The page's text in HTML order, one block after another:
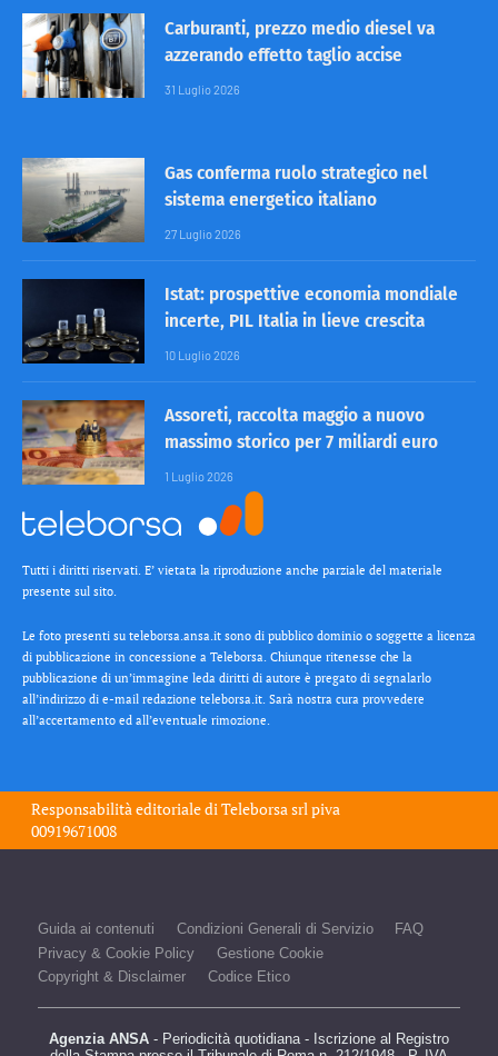
Carburanti, prezzo medio diesel va
azzerando effetto taglio accise
31 Luglio 2026
Gas conferma ruolo strategico nel
sistema energetico italiano
27 Luglio 2026
Istat: prospettive economia mondiale
incerte, PIL Italia in lieve crescita
10 Luglio 2026
Assoreti, raccolta maggio a nuovo
massimo storico per 7 miliardi euro
1 Luglio 2026
Tutti i diritti riservati. E’ vietata la riproduzione anche parziale del materiale
presente sul sito.
Le foto presenti su teleborsa.ansa.it sono di pubblico dominio o soggette a licenza
di pubblicazione in concessione a Teleborsa. Chiunque ritenesse che la
pubblicazione di un’immagine leda diritti di autore è pregato di segnalarlo
all’indirizzo di e-mail redazione teleborsa.it. Sarà nostra cura provvedere
all’accertamento ed all’eventuale rimozione.
Responsabilità editoriale diTeleborsa srlpiva
00919671008
Guida ai contenuti Condizioni Generali di Servizio
FAQ
Privacy & Cookie Policy
Gestione Cookie
Copyright & Disclaimer
Codice Etico
Agenzia ANSA - Periodicità quotidiana - Iscrizione al Registro